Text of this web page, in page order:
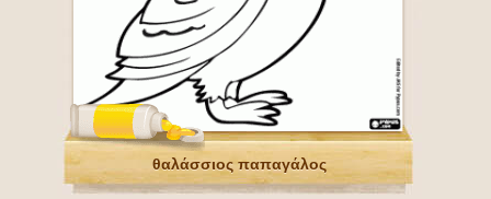
θαλάσσιος παπαγάλος